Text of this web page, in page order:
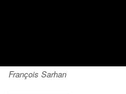
François Sarhan